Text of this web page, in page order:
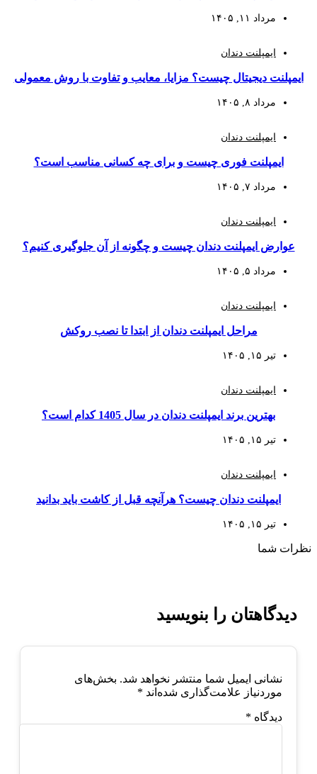
مرداد ۱۱, ۱۴۰۵
ایمپلنت دندان
ایمپلنت دیجیتال چیست؟ مزایا، معایب و تفاوت با روش معمولی
مرداد ۸, ۱۴۰۵
ایمپلنت دندان
ایمپلنت فوری چیست و برای چه کسانی مناسب است؟
مرداد ۷, ۱۴۰۵
ایمپلنت دندان
عوارض ایمپلنت دندان چیست و چگونه از آن جلوگیری کنیم؟
مرداد ۵, ۱۴۰۵
ایمپلنت دندان
مراحل ایمپلنت دندان از ابتدا تا نصب روکش
تیر ۱۵, ۱۴۰۵
ایمپلنت دندان
بهترین برند ایمپلنت دندان در سال 1405 کدام است؟
تیر ۱۵, ۱۴۰۵
ایمپلنت دندان
ایمپلنت دندان چیست؟ هرآنچه قبل از کاشت باید بدانید
تیر ۱۵, ۱۴۰۵
نظرات شما
دیدگاهتان را بنویسید
نشانی ایمیل شما منتشر نخواهد شد. بخش‌های
موردنیاز علامت‌گذاری شده‌اند *
دیدگاه *